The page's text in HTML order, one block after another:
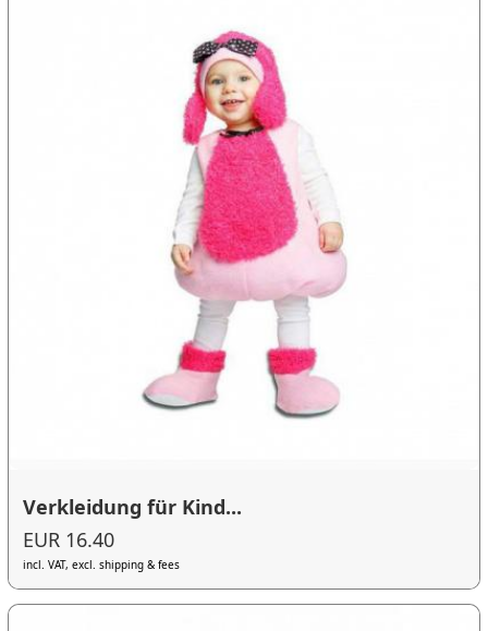
Verkleidung für Kind...
EUR 16.40
incl. VAT, excl. shipping & fees